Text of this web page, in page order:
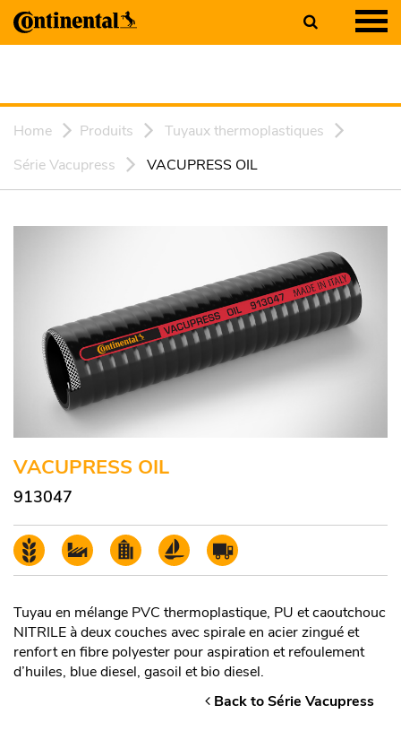
Home Produits
Tuyaux thermoplastiques
Série Vacupress
VACUPRESS OIL
VACUPRESS OIL
913047
Tuyau en mélange PVC thermoplastique, PU et caoutchouc
NITRILE à deux couches avec spirale en acier zingué et
renfort en fibre polyester pour aspiration et refoulement
d’huiles, blue diesel, gasoil et bio diesel.
Back to Série Vacupress